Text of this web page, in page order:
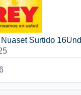
Surtido 16Und